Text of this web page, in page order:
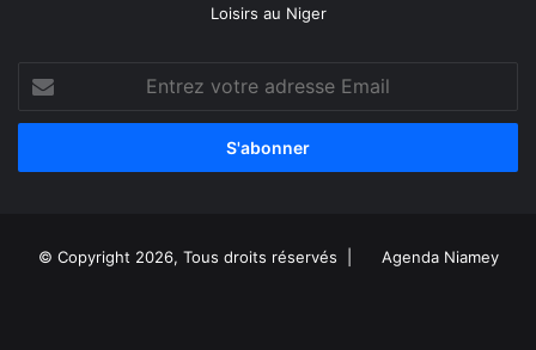
Loisirs au Niger
Entrez
votre
adresse
© Copyright 2026, Tous droits réservés | Agenda Niamey